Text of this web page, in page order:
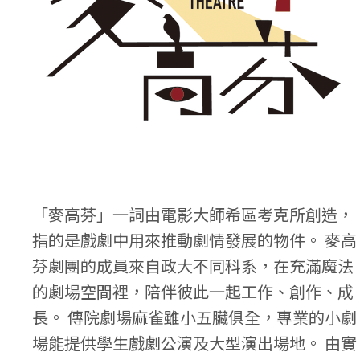
「麥高芬」一詞由電影大師希區考克所創造，
指的是戲劇中用來推動劇情發展的物件。 麥高
芬劇團的成員來自政大不同科系，在充滿魔法
的劇場空間裡，陪伴彼此一起工作、創作、成
長。 傳院劇場麻雀雖小五臟俱全，專業的小劇
場能提供學生戲劇公演及大型演出場地。 由實